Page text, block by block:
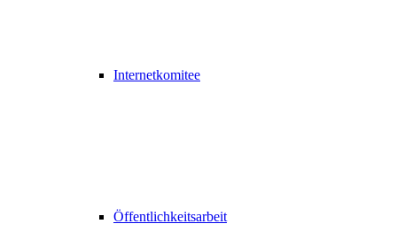
Internetkomitee
Öffentlichkeitsarbeit